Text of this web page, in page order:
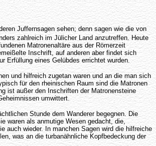
Juffernsagen sehen; denn sagen wie die von
zahlreich im Jülicher Land anzutreffen. Heute
Matronenaltäre aus der Römerzeit
Inschrift, auf anderen aber findet sich
Erfüllung eines Gelübdes errichtet wurden.
und hilfreich zugetan waren und an die man sich
für den rheinischen Raum sind die Matronen
ist außer den Inschriften der Matronensteine
umwittert.
Stunde dem Wanderer begegnen. Die
waren als anmutige Wesen gedacht, die,
auch wieder. In manchen Sagen wird die hilfreiche
was an die turbanähnliche Kopfbedeckung der